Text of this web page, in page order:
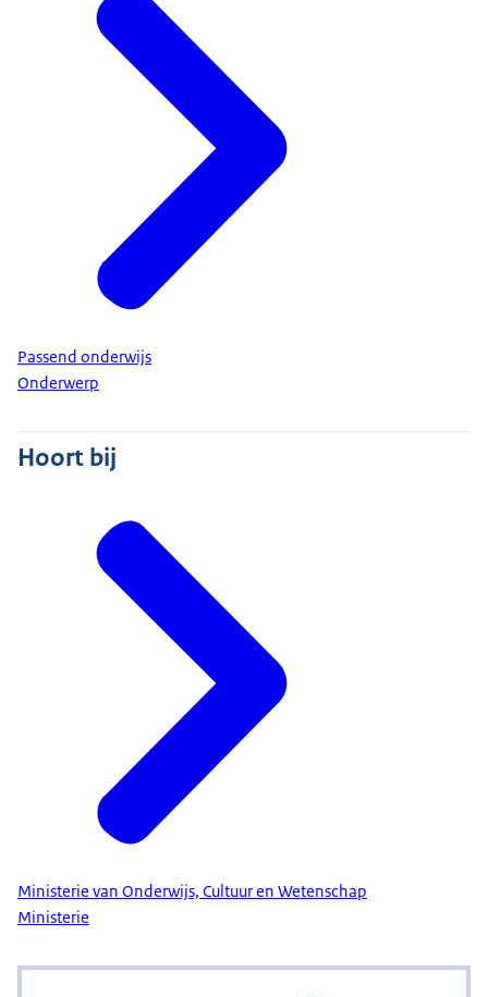
Passend onderwijs
Onderwerp
Hoort bij
Ministerie van Onderwijs, Cultuur en Wetenschap
Ministerie